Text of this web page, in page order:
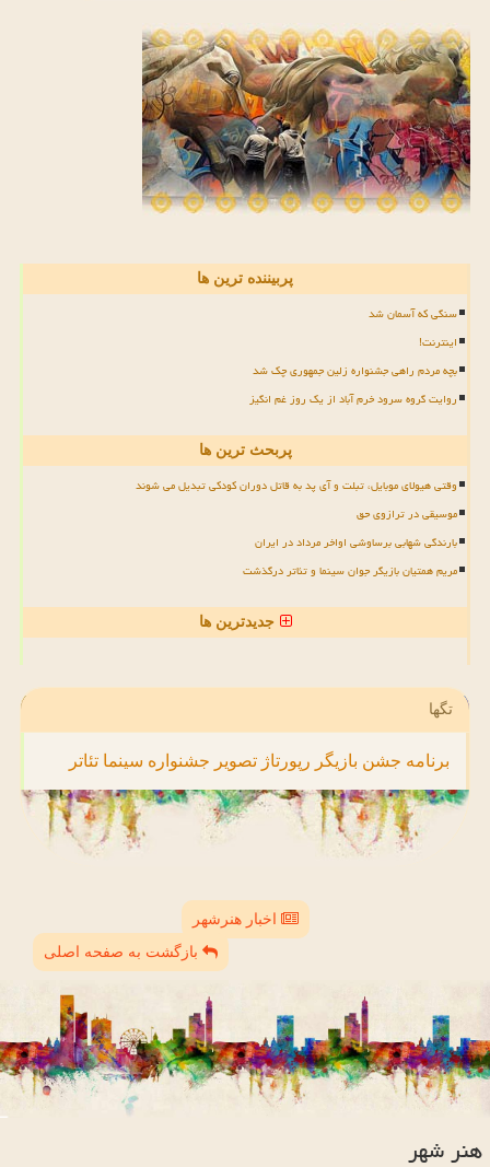
پربیننده ترین ها
سنگی که آسمان شد
اینترنت!
بچه مردم راهی جشنواره زلین جمهوری چک شد
روایت گروه سرود خرم آباد از یک روز غم انگیز
پربحث ترین ها
وقتی هیولای موبایل، تبلت و آی پد به قاتل دوران کودکی تبدیل می شوند
موسیقی در ترازوی حق
بارندگی شهابی برساوشی اواخر مرداد در ایران
مریم همتیان بازیگر جوان سینما و تئاتر درگذشت
جدیدترین ها
تگها
برنامه جشن بازیگر رپورتاژ تصویر جشنواره سینما تئاتر
اخبار هنرشهر
بازگشت به صفحه اصلی
هنر شهر